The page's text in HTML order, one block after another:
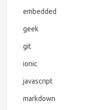
embedded
geek
git
ionic
javascript
markdown